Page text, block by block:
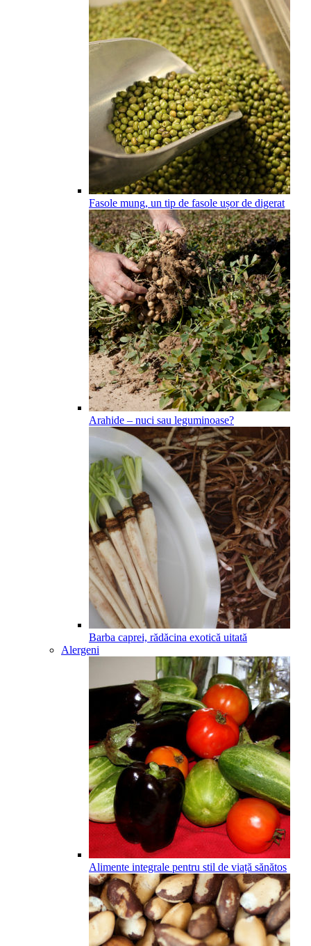
Fasole mung, un tip de fasole ușor de digerat
Arahide – nuci sau leguminoase?
Barba caprei, rădăcina exotică uitată
Alergeni
Alimente integrale pentru stil de viață sănătos